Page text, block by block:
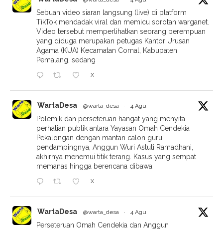
Sebuah video siaran langsung (live) di platform
TikTok mendadak viral dan memicu sorotan warganet.
Video tersebut memperlihatkan seorang perempuan
yang diduga merupakan petugas Kantor Urusan
Agama (KUA) Kecamatan Comal, Kabupaten
Pemalang, sedang
X
WartaDesa @warta_desa · 4 Agu
Polemik dan perseteruan hangat yang menyita
perhatian publik antara Yayasan Omah Cendekia
Pekalongan dengan mantan calon guru
pendampingnya, Anggun Wuri Astuti Ramadhani,
akhirnya menemui titik terang. Kasus yang sempat
memanas hingga berencana dibawa
X
WartaDesa @warta_desa · 4 Agu
Perseteruan Omah Cendekia dan Anggun